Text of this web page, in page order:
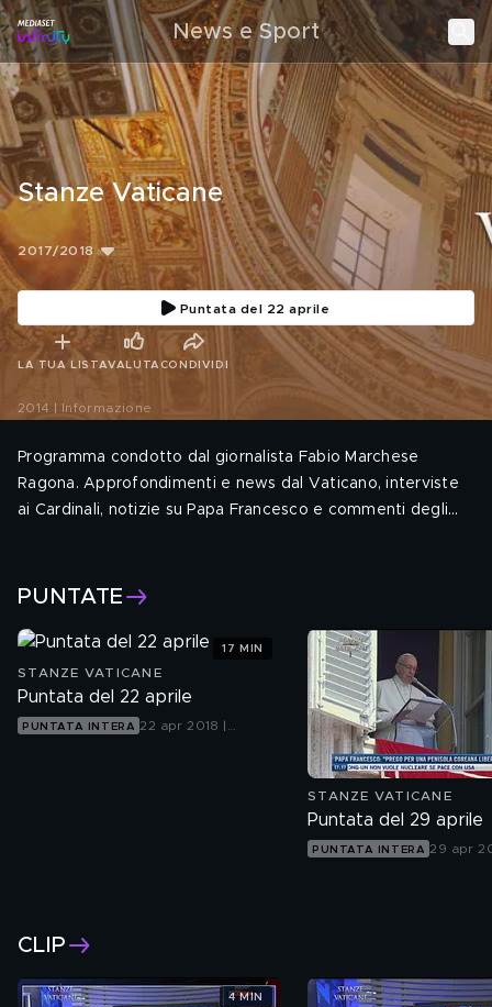
News e Sport
Stanze Vaticane
2017/2018
Puntata del 22 aprile
LA TUA LISTAVALUTA CONDIVIDI
2014 | Informazione
Programma condotto dal giornalista Fabio Marchese
Ragona. Approfondimenti e news dal Vaticano, interviste
ai Cardinali, notizie su Papa Francesco e commenti degli
PUNTATE
STANZE VATICANE
Puntata del 22 aprile
PUNTATA INTERA 22 apr 2018 |
17 MIN
STANZE VATICANE
Puntata del 29 aprile
PUNTATA INTERA 29 apr
CLIP
4 MIN